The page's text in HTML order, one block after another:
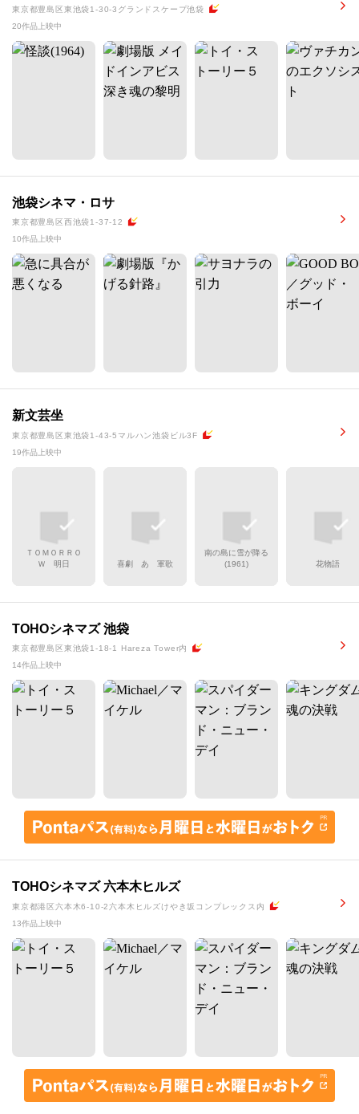
東京都豊島区東池袋1-30-3グランドスケープ池袋
20作品上映中
池袋シネマ・ロサ
東京都豊島区西池袋1-37-12
10作品上映中
新文芸坐
東京都豊島区東池袋1-43-5マルハン池袋ビル3F
19作品上映中
ＴＯＭＯＲＲＯ
Ｗ 明日
喜劇 あゝ軍歌
南の島に雪が降る
(1961)
花物語
TOHOシネマズ 池袋
東京都豊島区東池袋1-18-1 Hareza Tower内
14作品上映中
TOHOシネマズ 六本木ヒルズ
東京都港区六本木6-10-2六本木ヒルズけやき坂コンプレックス内
13作品上映中